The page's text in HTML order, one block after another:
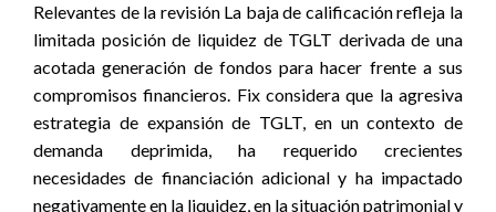
Relevantes de la revisión La baja de calificación refleja la
limitada posición de liquidez de TGLT derivada de una
acotada generación de fondos para hacer frente a sus
compromisos financieros. Fix considera que la agresiva
estrategia de expansión de TGLT, en un contexto de
demanda deprimida, ha requerido crecientes
necesidades de financiación adicional y ha impactado
negativamente en la liquidez, en la situación patrimonial y